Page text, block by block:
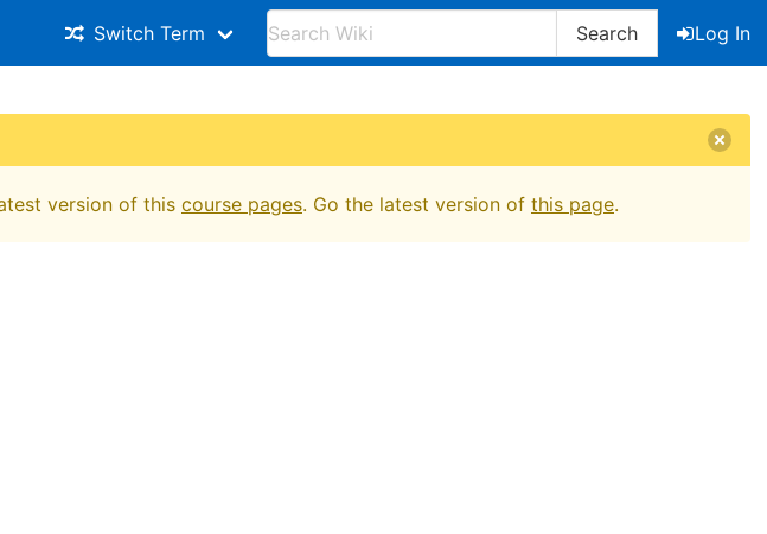
Switch Term Search
Log In
version of this course pages. Go the latest version of this page.